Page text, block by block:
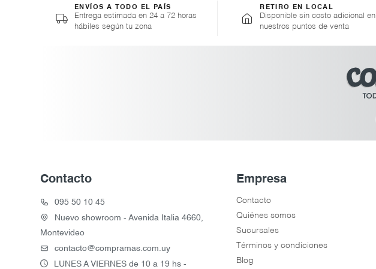
ENVÍOS A TODO EL PAÍS
Entrega estimada en 24 a 72 horas
hábiles según tu zona
RETIRO EN LOCAL
Disponible sin costo adicional en
nuestros puntos de venta
Contacto
095 50 10 45
Nuevo showroom - Avenida Italia 4660,
Montevideo
contacto@compramas.com.uy
LUNES A VIERNES de 10 a 19 hs -
Empresa
Contacto
Quiénes somos
Sucursales
Términos y condiciones
Blog